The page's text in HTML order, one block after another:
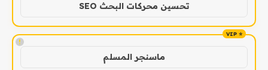
تحسين محركات البحث SEO
!
ماسنجر المسلم